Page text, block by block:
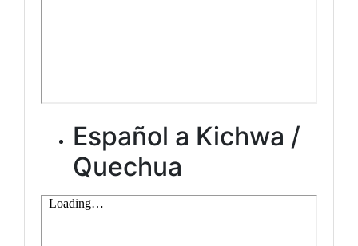
Español a Kichwa /
Quechua